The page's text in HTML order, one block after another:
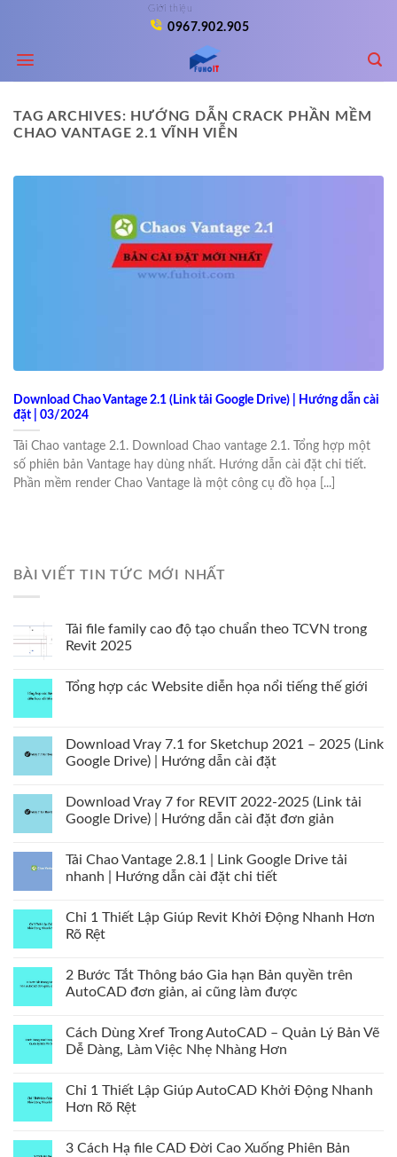
content
Giới thiệu
0967.902.905
TAG ARCHIVES: HƯỚNG DẪN CRACK PHẦN MỀM
CHAO VANTAGE 2.1 VĨNH VIỄN
Download Chao Vantage 2.1 (Link tải Google Drive) | Hướng dẫn cài
đặt | 03/2024
Tải Chao vantage 2.1. Download Chao vantage 2.1. Tổng hợp một
số phiên bản Vantage hay dùng nhất. Hướng dẫn cài đặt chi tiết.
Phần mềm render Chao Vantage là một công cụ đồ họa [...]
BÀI VIẾT TIN TỨC MỚI NHẤT
Tải file family cao độ tạo chuẩn theo TCVN trong
Revit 2025
Tổng hợp các Website diễn họa nổi tiếng thế giới
Download Vray 7.1 for Sketchup 2021 – 2025 (Link
Google Drive) | Hướng dẫn cài đặt
Download Vray 7 for REVIT 2022-2025 (Link tải
Google Drive) | Hướng dẫn cài đặt đơn giản
Tải Chao Vantage 2.8.1 | Link Google Drive tải
nhanh | Hướng dẫn cài đặt chi tiết
Chỉ 1 Thiết Lập Giúp Revit Khởi Động Nhanh Hơn
Rõ Rệt
2 Bước Tắt Thông báo Gia hạn Bản quyền trên
AutoCAD đơn giản, ai cũng làm được
Cách Dùng Xref Trong AutoCAD – Quản Lý Bản Vẽ
Dễ Dàng, Làm Việc Nhẹ Nhàng Hơn
Chỉ 1 Thiết Lập Giúp AutoCAD Khởi Động Nhanh
Hơn Rõ Rệt
3 Cách Hạ file CAD Đời Cao Xuống Phiên Bản